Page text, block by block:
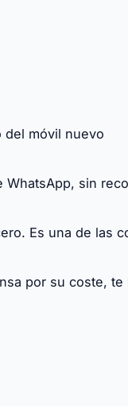
móvil nuevo
sin
Es una de las
por su coste, te